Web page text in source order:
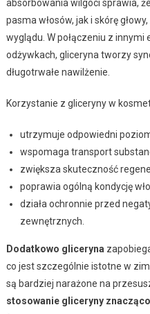
absorbowania wilgoci sprawia,
pasma włosów, jak i skórę
wyglądu. W połączeniu z
odżywkach, gliceryna tworzy
długotrwałe nawilżenie.
Korzystanie z gliceryny w
utrzymuje odpowiedni
wspomaga transport
zwiększa skuteczność
poprawia ogólną kondycję
działa ochronnie przed
zewnętrznych.
Dodatkowo gliceryna
co jest szczególnie istotne w
są bardziej narażone na
stosowanie gliceryny